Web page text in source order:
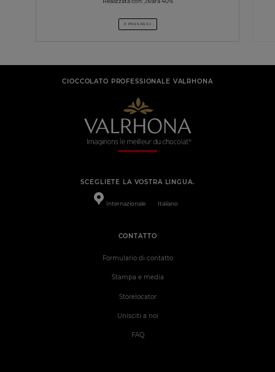
3 PASSAGGI
CIOCCOLATO PROFESSIONALE VALRHONA
SCEGLIETE LA VOSTRA LINGUA.
Internazionale Italiano
CONTATTO
Formulario di contatto
Stampa e media
Storelocator
Unisciti a noi
FAQ